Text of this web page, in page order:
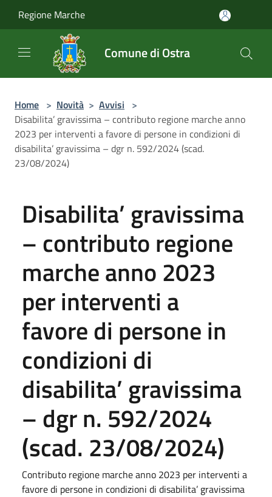
Regione Marche
Comune di Ostra
Home > Novità > Avvisi >
Disabilita’ gravissima – contributo regione marche anno
2023 per interventi a favore di persone in condizioni di
disabilita’ gravissima – dgr n. 592/2024 (scad.
23/08/2024)
Disabilita’ gravissima
– contributo regione
marche anno 2023
per interventi a
favore di persone in
condizioni di
disabilita’ gravissima
– dgr n. 592/2024
(scad. 23/08/2024)
Contributo regione marche anno 2023 per interventi a
favore di persone in condizioni di disabilita’ gravissima